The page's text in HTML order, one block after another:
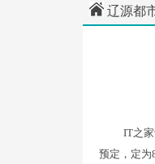
辽源都
IT之
预定，定为